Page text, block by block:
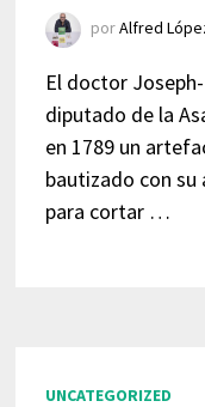
porAlfred
El doctor
diputado de la
en 1789 un
bautizado con su
para cortar …
UNCATEGORIZED